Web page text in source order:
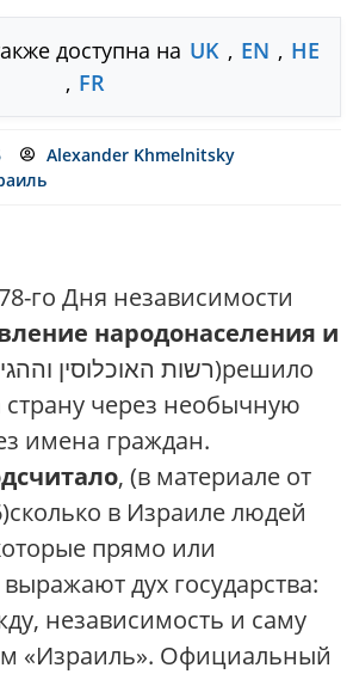
доступна на UK , EN , HE
, FR
Alexander Khmelnitsky
го Дня независимости
народонаселения и
страну через необычную
имена граждан.
, (в материале от
в Израиле людей
прямо или
дух государства:
независимость и саму
«Израиль». Официальный